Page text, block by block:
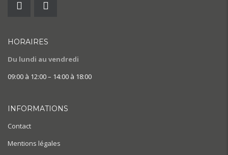
HORAIRES
Du lundi au vendredi
09:00 à 12:00 – 14:00 à 18:00
INFORMATIONS
Contact
Mentions légales